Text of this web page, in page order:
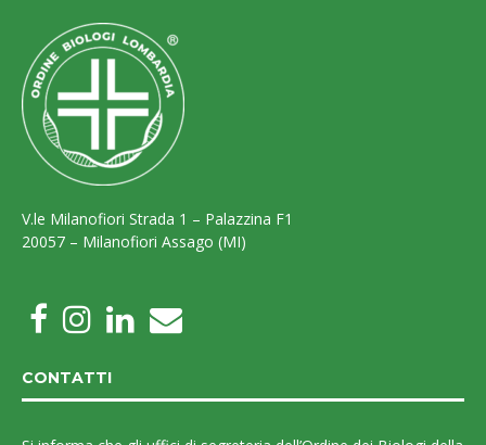
V.le Milanofiori Strada 1 – Palazzina F1
20057 – Milanofiori Assago (MI)
CONTATTI